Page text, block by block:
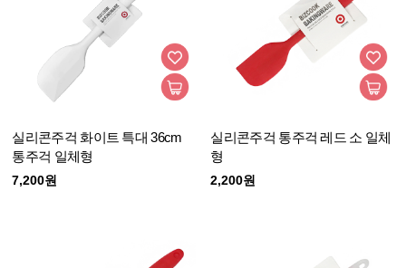
실리콘주걱 화이트 특대 36cm
통주걱 일체형
7,200원
실리콘주걱 통주걱 레드 소 일체
형
2,200원